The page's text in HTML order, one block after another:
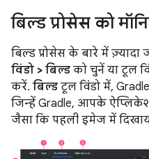
बिल्ड प्रोसेस को
बिल्ड प्रोसेस के बारे में
विंडो > बिल्ड को चुनें या टूल
करें. बिल्ड टूल विंडो में,
जिन्हें Gradle, आपके
जैसा कि पहली इमेज में